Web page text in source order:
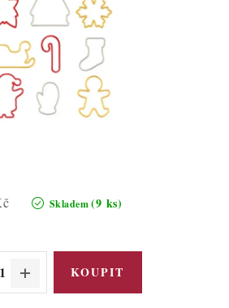
Skladem (9 ks)